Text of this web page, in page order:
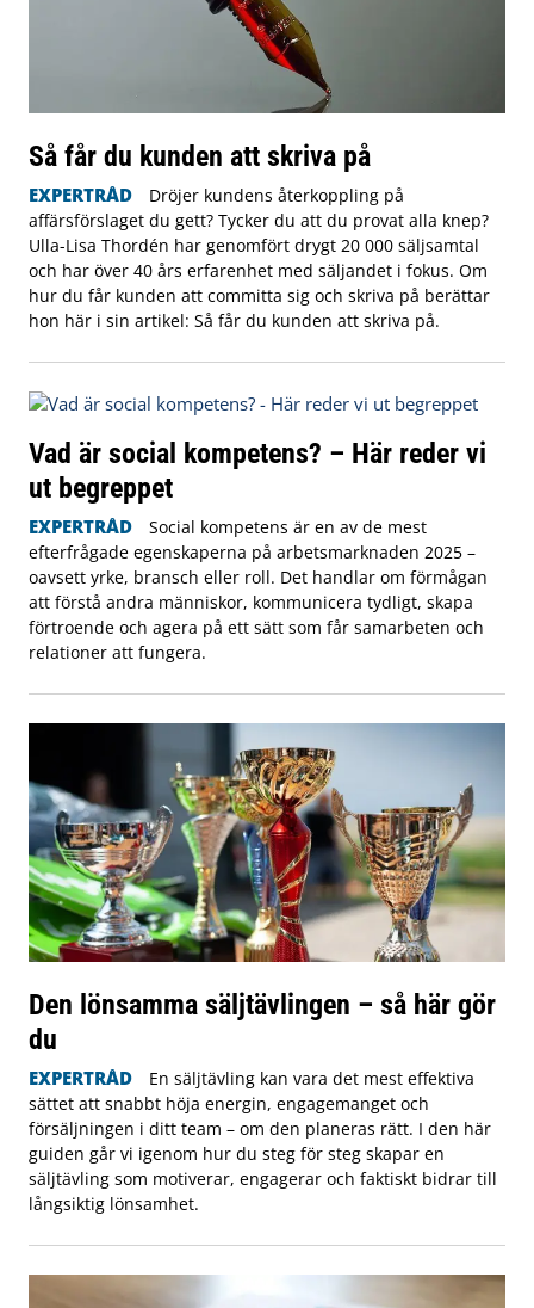
Så får du kunden att skriva på
EXPERTRÅD
Dröjer kundens återkoppling på
affärsförslaget du gett? Tycker du att du provat alla knep?
Ulla-Lisa Thordén har genomfört drygt 20 000 säljsamtal
och har över 40 års erfarenhet med säljandet i fokus. Om
hur du får kunden att committa sig och skriva på berättar
hon här i sin artikel: Så får du kunden att skriva på.
Vad är social kompetens? – Här reder vi
ut begreppet
EXPERTRÅD
Social kompetens är en av de mest
efterfrågade egenskaperna på arbetsmarknaden 2025 –
oavsett yrke, bransch eller roll. Det handlar om förmågan
att förstå andra människor, kommunicera tydligt, skapa
förtroende och agera på ett sätt som får samarbeten och
relationer att fungera.
Den lönsamma säljtävlingen – så här gör
du
EXPERTRÅD
En säljtävling kan vara det mest effektiva
sättet att snabbt höja energin, engagemanget och
försäljningen i ditt team – om den planeras rätt. I den här
guiden går vi igenom hur du steg för steg skapar en
säljtävling som motiverar, engagerar och faktiskt bidrar till
långsiktig lönsamhet.